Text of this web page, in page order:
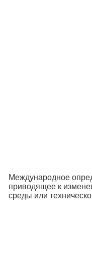
Международное
приводящее к
среды или